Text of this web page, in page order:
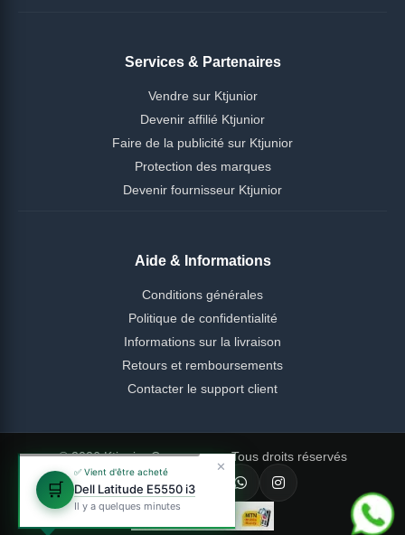
Services & Partenaires
Vendre sur Ktjunior
Devenir affilié Ktjunior
Faire de la publicité sur Ktjunior
Protection des marques
Devenir fournisseur Ktjunior
Aide & Informations
Conditions générales
Politique de confidentialité
Informations sur la livraison
Retours et remboursements
Contacter le support client
© 2026 Ktjunior Cameroun — Tous droits réservés
🛒
✅ Vient d'être acheté
Dell Latitude E5550 i3
Il y a quelques minutes
✕